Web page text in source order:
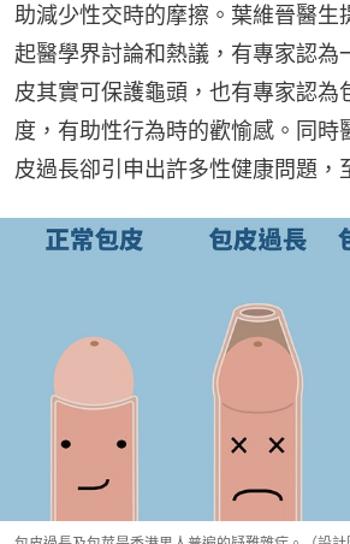
助減少性交時的摩擦。葉維晉醫生
起醫學界討論和熱議，有專家認為
皮其實可保護龜頭，也有專家認為
度，有助性行為時的歡愉感。同時
皮過長卻引申出許多性健康問題，